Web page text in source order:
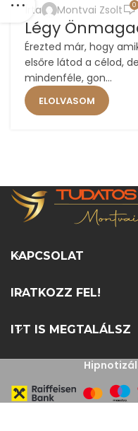
25
OKT
Írta Montvai Zsolt 0
Légy
Érezted már, hogy
elsőre látod a célod,
mindenféle, gon...
ELOLVASOM
KAPCSOLAT
IRATKOZZ FEL!
ITT IS MEGTALÁLSZ